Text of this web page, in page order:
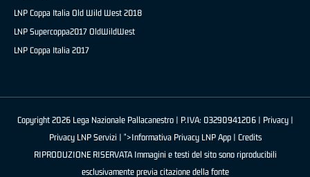
LNP Coppa Italia Old Wild West 2018
LNP Supercoppa2017 OldWildWest
LNP Coppa Italia 2017
Copyright 2026 Lega Nazionale Pallacanestro | P.IVA: 03290941206 | Privacy|
Privacy LNP Servizi | ">Informativa Privacy LNP App | Credits
RIPRODUZIONE RISERVATA Immagini e testi del sito sono riproducibili
esclusivamente previa citazione della fonte